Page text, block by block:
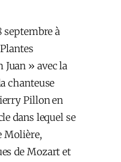
septembre à
Juan » avec la
chanteuse
Pillon en
dans lequel se
Molière,
de Mozart et